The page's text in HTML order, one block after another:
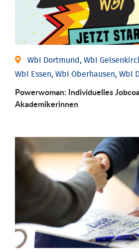
WbI Dortmund, WbI
WbI Essen, WbI Oberhausen, WbI
Powerwoman: Individu­elles
Aka­demiker­innen